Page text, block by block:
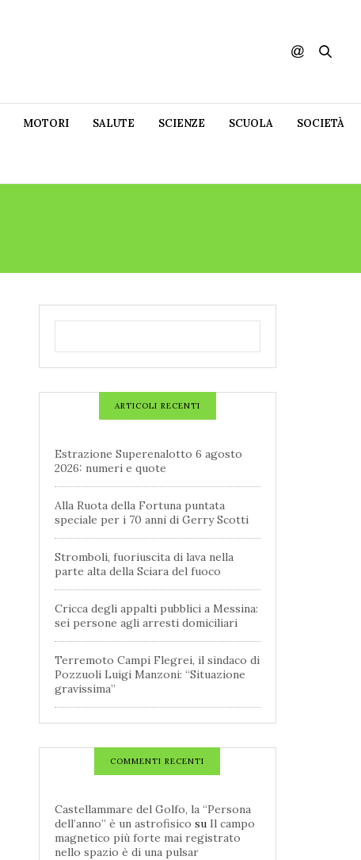
MOTORI SALUTE SCIENZE SCUOLA SOCIETÀ
ARTICOLI RECENTI
Estrazione Superenalotto 6 agosto
2026: numeri e quote
Alla Ruota della Fortuna puntata
speciale per i 70 anni di Gerry Scotti
Stromboli, fuoriuscita di lava nella
parte alta della Sciara del fuoco
Cricca degli appalti pubblici a Messina:
sei persone agli arresti domiciliari
Terremoto Campi Flegrei, il sindaco di
Pozzuoli Luigi Manzoni: “Situazione
gravissima”
COMMENTI RECENTI
Castellammare del Golfo, la “Persona
dell’anno” è un astrofisico su Il campo
magnetico più forte mai registrato
nello spazio è di una pulsar